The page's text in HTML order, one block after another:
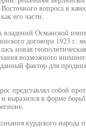
вопроса в
его части.
Османской
договора 1923 г.
новая
возможного
фактор для
представлял собой
выразился в форме
курдского народа